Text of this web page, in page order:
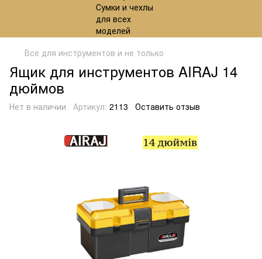
Все для инструментов и не только
Ящик для инструментов AIRAJ 14
дюймов
Нет в наличии Артикул: 2113 Оставить отзыв